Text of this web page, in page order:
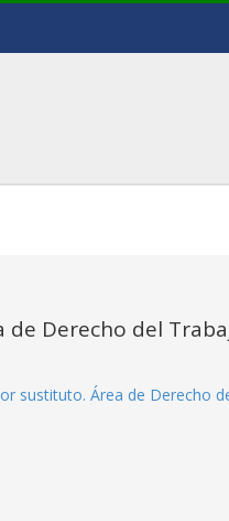
Derecho del
sustituto. Área de Derecho